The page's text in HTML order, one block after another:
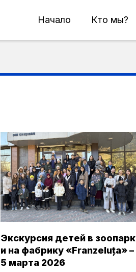
Начало Кто мы?
Экскурсия детей в зоопарк
и на фабрику «Franzeluța» –
5 марта 2026